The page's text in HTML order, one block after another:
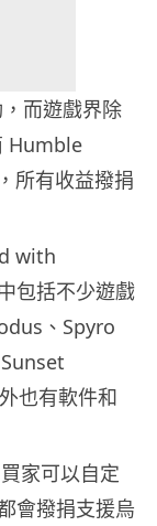
而遊戲界除
Humble
所有收益撥捐
with
包括不少遊戲
、Spyro
也有軟件和
家可以自定
會撥捐支援烏